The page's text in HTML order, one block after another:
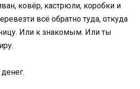
ковёр, кастрюли, коробки и
всё обратно туда, откуда
Или к знакомым. Или ты